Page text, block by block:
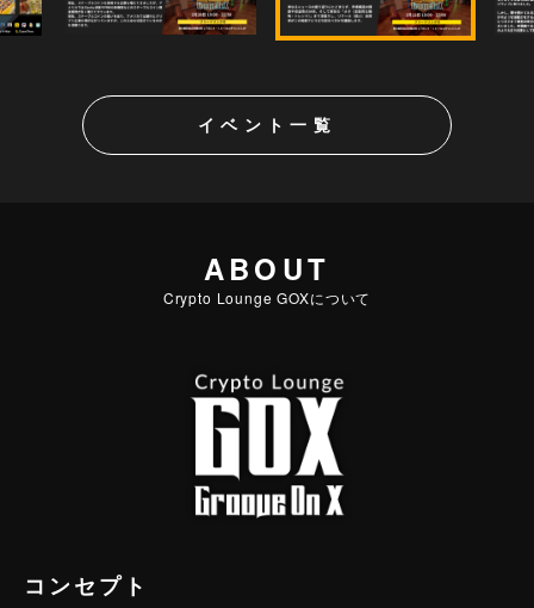
イベント一覧
ABOUT
Crypto Lounge GOXについて
コンセプト